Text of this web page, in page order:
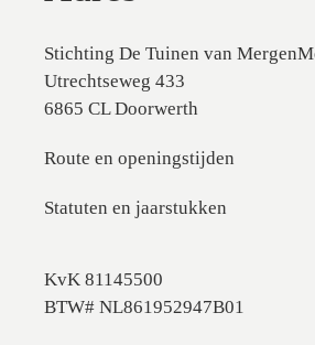
Stichting De Tuinen van
Utrechtseweg 433
6865 CL Doorwerth
Route en openingstijden
Statuten en jaarstukken
KvK 81145500
BTW# NL861952947B01